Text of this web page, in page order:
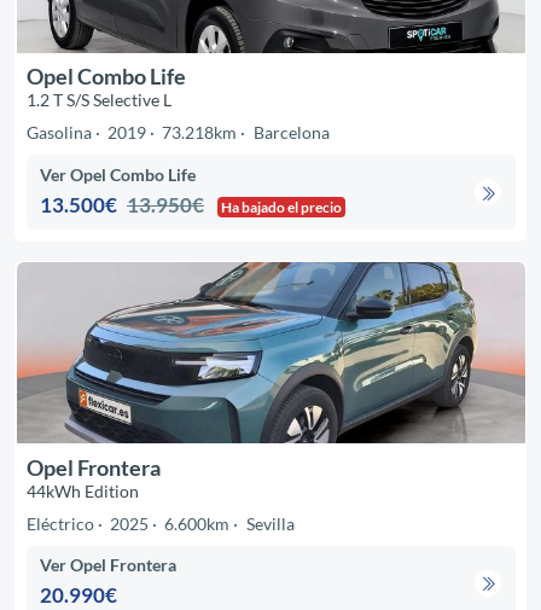
Opel Combo Life
1.2 T S/S Selective L
Gasolina
2019 73.218km Barcelona
Ver Opel Combo Life
13.500€ 13.950€ Ha bajado el precio
Opel Frontera
44kWh Edition
Eléctrico
2025 6.600km Sevilla
Ver Opel Frontera
20.990€